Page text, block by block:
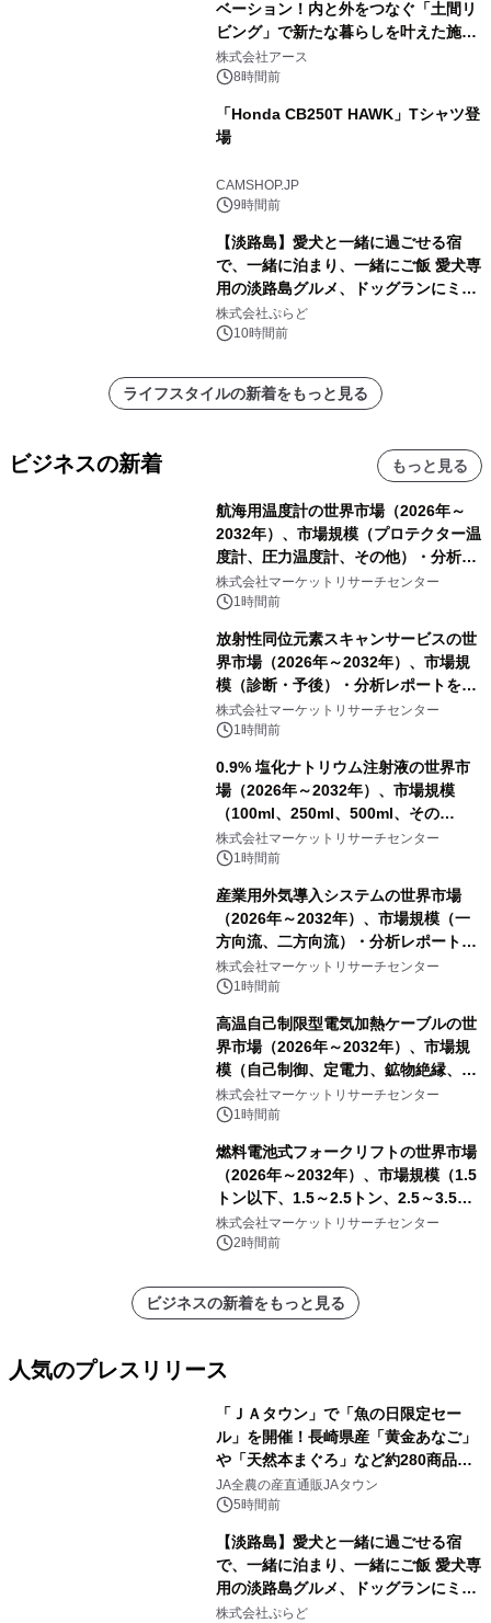
ベーション！内と外をつなぐ「土間リ
ビング」で新たな暮らしを叶えた施工
事例を株式会社アースが公開
株式会社アース
8時間前
「Honda CB250T HAWK」Tシャツ登
場
CAMSHOP.JP
9時間前
【淡路島】愛犬と一緒に過ごせる宿
で、一緒に泊まり、一緒にご飯 愛犬専
用の淡路島グルメ、ドッグランにミニ
プール グランピングとトレーラーハウ
スの2施設で
株式会社ぷらど
10時間前
ライフスタイルの新着をもっと見る
ビジネスの新着 もっと見る
航海用温度計の世界市場（2026年～
2032年）、市場規模（プロテクター温
度計、圧力温度計、その他）・分析レ
ポートを発表
株式会社マーケットリサーチセンター
1時間前
放射性同位元素スキャンサービスの世
界市場（2026年～2032年）、市場規
模（診断・予後）・分析レポートを発
表
株式会社マーケットリサーチセンター
1時間前
0.9% 塩化ナトリウム注射液の世界市
場（2026年～2032年）、市場規模
（100ml、250ml、500ml、その
他）・分析レポートを発表
株式会社マーケットリサーチセンター
1時間前
産業用外気導入システムの世界市場
（2026年～2032年）、市場規模（一
方向流、二方向流）・分析レポートを
発表
株式会社マーケットリサーチセンター
1時間前
高温自己制限型電気加熱ケーブルの世
界市場（2026年～2032年）、市場規
模（自己制御、定電力、鉱物絶縁、表
皮効果）・分析レポートを発表
株式会社マーケットリサーチセンター
1時間前
燃料電池式フォークリフトの世界市場
（2026年～2032年）、市場規模（1.5
トン以下、1.5～2.5トン、2.5～3.5ト
ン、3.5～5.0トン、その他）・分析レ
ポートを発表
株式会社マーケットリサーチセンター
2時間前
ビジネスの新着をもっと見る
人気のプレスリリース
「ＪＡタウン」で「魚の日限定セー
ル」を開催！長崎県産「黄金あなご」
や「天然本まぐろ」など約280商品を
販売！～毎月１０日の定例企画～
JA全農の産直通販JAタウン
5時間前
【淡路島】愛犬と一緒に過ごせる宿
で、一緒に泊まり、一緒にご飯 愛犬専
用の淡路島グルメ、ドッグランにミニ
プール グランピングとトレーラーハウ
株式会社ぷらど